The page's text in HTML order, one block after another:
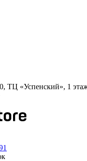
ТЦ «Успенский», 1